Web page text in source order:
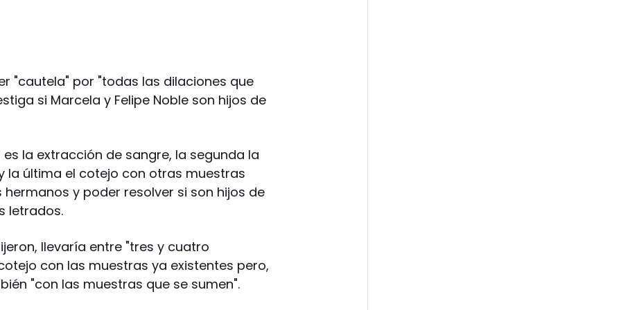
"cautela" por "todas las dilaciones que
si Marcela y Felipe Noble son hijos de
la extracción de sangre, la segunda la
la última el cotejo con otras muestras
y poder resolver si son hijos de
letrados.
llevaría entre "tres y cuatro
con las muestras ya existentes pero,
"con las muestras que se sumen".